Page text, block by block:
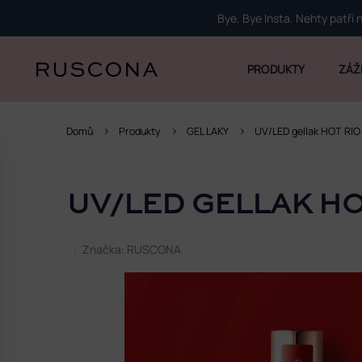
obsah
Bye, Bye Insta. Nehty patří
PRODUKTY
Domů Produkty GEL LAKY UV/LED gellak HOT
o
s
UV/LED GELLAK
Značka: RUSCONA